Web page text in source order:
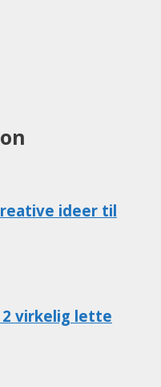
ideer til
virkelig lette